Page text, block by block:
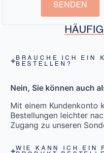
SENDEN
BRAUCHE ICH EIN
BESTELLEN?
Nein, Sie können auch
Mit einem Kundenkonto
Bestellungen leichter
Zugang zu unseren
WIE KANN ICH EIN